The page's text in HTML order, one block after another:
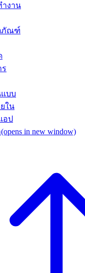
ำงาน
ภัณฑ์
บบ
ใน
อป
(opens in new window)